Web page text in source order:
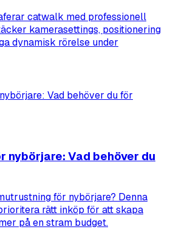
catwalk med professionell
kamerasettings, positionering
dynamisk rörelse under
nybörjare: Vad behöver du
för nybörjare? Denna
rätt inköp för att skapa
på en stram budget.